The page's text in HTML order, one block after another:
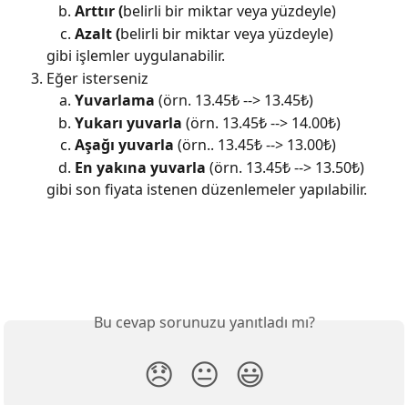
Arttır (belirli bir miktar veya yüzdeyle)
Azalt (belirli bir miktar veya yüzdeyle)
gibi işlemler uygulanabilir.
Eğer isterseniz
Yuvarlama (örn. 13.45₺ --> 13.45₺)
Yukarı yuvarla (örn. 13.45₺ --> 14.00₺)
Aşağı yuvarla (örn.. 13.45₺ --> 13.00₺)
En yakına yuvarla (örn. 13.45₺ --> 13.50₺)
gibi son fiyata istenen düzenlemeler yapılabilir.
Bu cevap sorunuzu yanıtladı mı?
😞 😐 😃